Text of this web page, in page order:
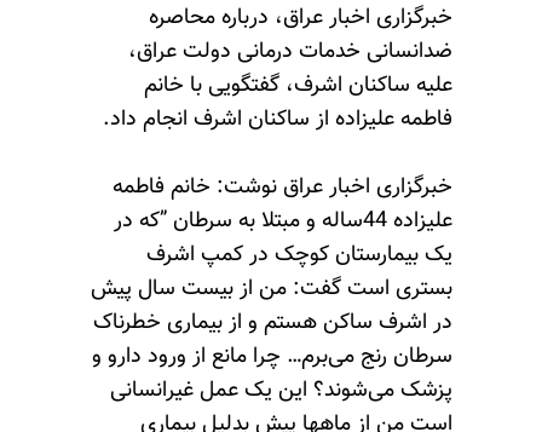
خبرگزاری اخبار عراق، درباره محاصره
ضدانسانی خدمات درمانی دولت عراق،
علیه ساکنان اشرف، گفتگویی با خانم
فاطمه علیزاده از ساکنان اشرف انجام داد.
خبرگزاری اخبار عراق نوشت: خانم فاطمه
علیزاده 44ساله و مبتلا به سرطان ”که در
یک بیمارستان کوچک در کمپ اشرف
بستری است گفت: من از بیست سال پیش
در اشرف ساکن هستم و از بیماری خطرناک
سرطان رنج می‌برم… چرا مانع از ورود دارو و
پزشک می‌شوند؟ این یک عمل غیرانسانی
است من از ماهها پیش بدلیل بیماری